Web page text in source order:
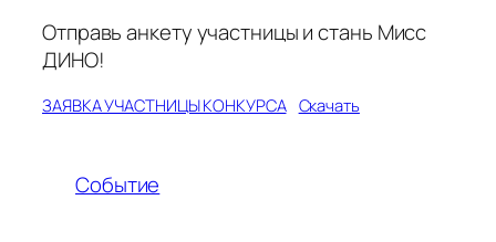
Отправь анкету участницы и стань Мисс
ДИНО!
ЗАЯВКА УЧАСТНИЦЫ КОНКУРСА Скачать
Событие